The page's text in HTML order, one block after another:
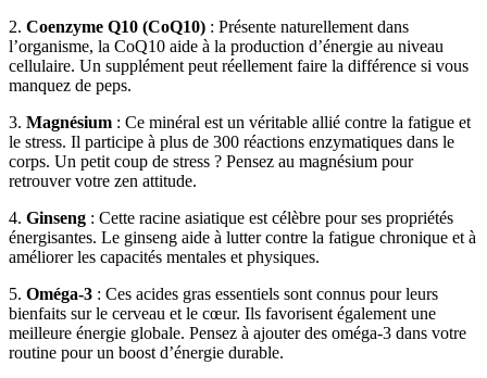
2. Coenzyme Q10 (CoQ10) : Présente naturellement dans
l’organisme, la CoQ10 aide à la production d’énergie au niveau
cellulaire. Un supplément peut réellement faire la différence si vous
manquez de peps.
3. Magnésium : Ce minéral est un véritable allié contre la fatigue et
le stress. Il participe à plus de 300 réactions enzymatiques dans le
corps. Un petit coup de stress ? Pensez au magnésium pour
retrouver votre zen attitude.
4. Ginseng : Cette racine asiatique est célèbre pour ses propriétés
énergisantes. Le ginseng aide à lutter contre la fatigue chronique et à
améliorer les capacités mentales et physiques.
5. Oméga-3 : Ces acides gras essentiels sont connus pour leurs
bienfaits sur le cerveau et le cœur. Ils favorisent également une
meilleure énergie globale. Pensez à ajouter des oméga-3 dans votre
routine pour un boost d’énergie durable.